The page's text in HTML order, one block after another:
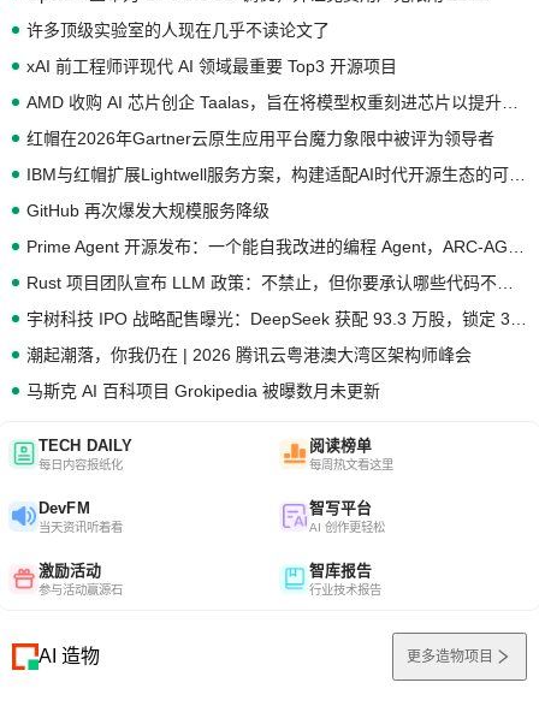
许多顶级实验室的人现在几乎不读论文了
xAI 前工程师评现代 AI 领域最重要 Top3 开源项目
红帽在2026年Gartner云原生应用平台魔力象限中被评为领导者
GitHub 再次爆发大规模服务降级
潮起潮落，你我仍在 | 2026 腾讯云粤港澳大湾区架构师峰会
马斯克 AI 百科项目 Grokipedia 被曝数月未更新
TECH DAILY
每日内容报纸化
阅读榜单
每周热文看这里
DevFM
当天资讯听着看
智写平台
AI 创作更轻松
激励活动
参与活动赢源石
智库报告
行业技术报告
AI 造物 更多造物项目